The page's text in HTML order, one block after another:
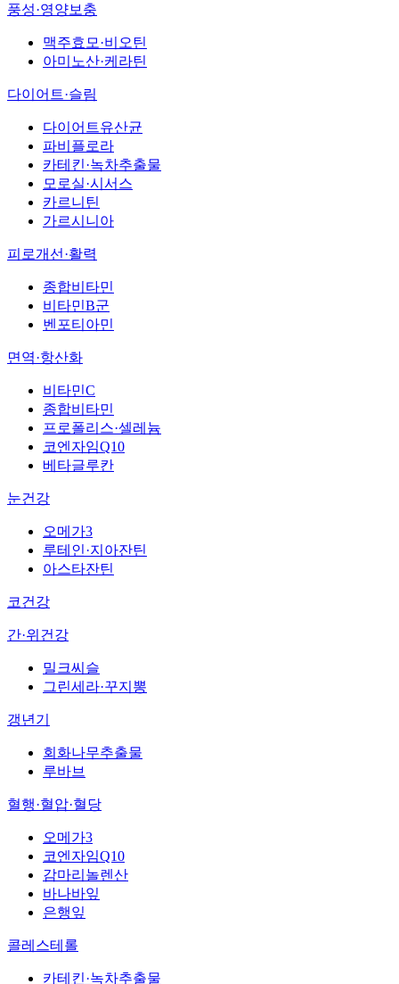
풍성·영양보충
맥주효모·비오틴
아미노산·케라틴
다이어트·슬림
다이어트유산균
파비플로라
카테킨·녹차추출물
모로실·시서스
카르니틴
가르시니아
피로개선·활력
종합비타민
비타민B군
벤포티아민
면역·항산화
비타민C
종합비타민
프로폴리스·셀레늄
코엔자임Q10
베타글루칸
눈건강
오메가3
루테인·지아잔틴
아스타잔틴
코건강
간·위건강
밀크씨슬
그린세라·꾸지뽕
갱년기
회화나무추출물
루바브
혈행·혈압·혈당
오메가3
코엔자임Q10
감마리놀렌산
바나바잎
은행잎
콜레스테롤
카테킨·녹차추출물